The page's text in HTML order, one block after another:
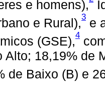
e homens),
e Rural),3 e
(GSE),4
Alto; 18,19% de
de Baixo (B) e